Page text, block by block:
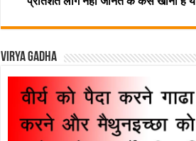
Virya Gadha